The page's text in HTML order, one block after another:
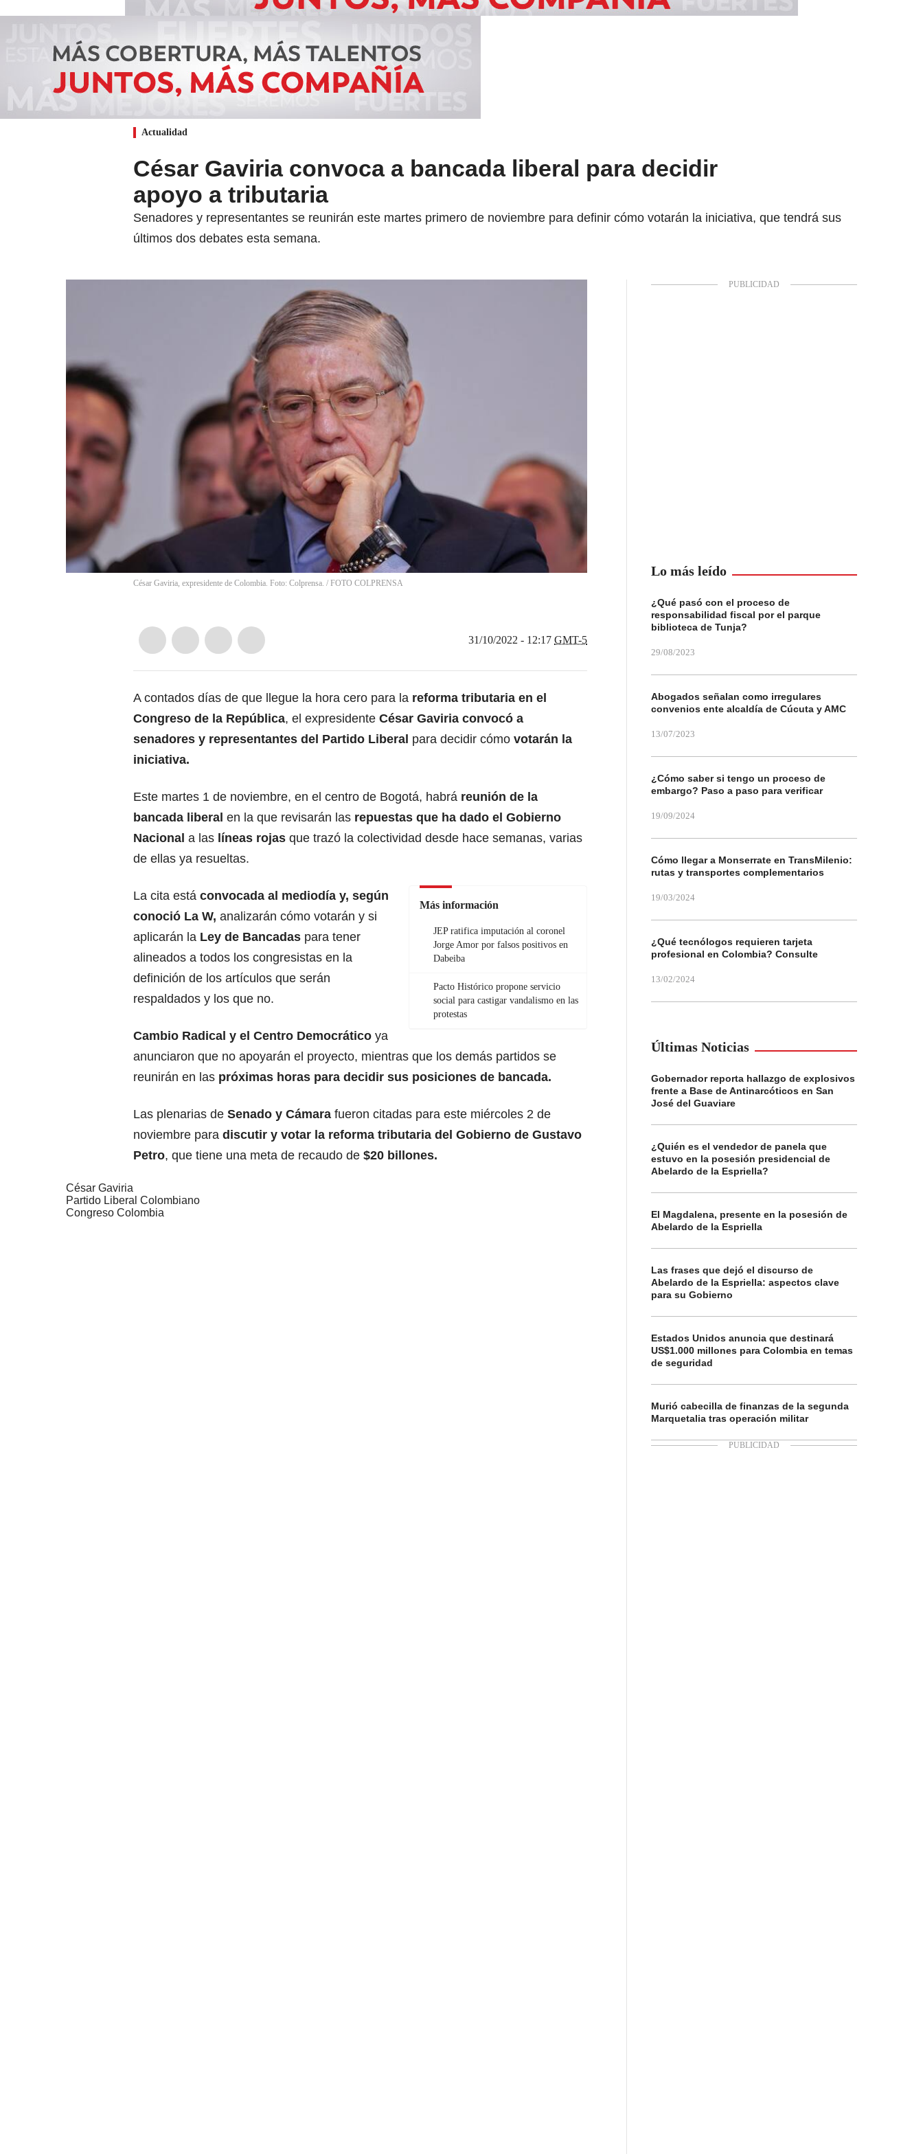
Actualidad
César Gaviria convoca a bancada liberal para decidir
apoyo a tributaria
Senadores y representantes se reunirán este martes primero de noviembre para definir cómo votarán la iniciativa, que tendrá sus
últimos dos debates esta semana.
César Gaviria, expresidente de Colombia. Foto: Colprensa. / FOTO COLPRENSA
31/10/2022 - 12:17 GMT-5
A contados días de que llegue la hora cero para la reforma tributaria en el
Congreso de la República, el expresidente César Gaviria convocó a
senadores y representantes del Partido Liberal para decidir cómo votarán la
iniciativa.
Este martes 1 de noviembre, en el centro de Bogotá, habrá reunión de la
bancada liberal en la que revisarán las repuestas que ha dado el Gobierno
Nacional a las líneas rojas que trazó la colectividad desde hace semanas, varias
de ellas ya resueltas.
Más información
JEP ratifica imputación al coronel
Jorge Amor por falsos positivos en
Dabeiba
Pacto Histórico propone servicio
social para castigar vandalismo en las
protestas
La cita está convocada al mediodía y, según
conoció La W, analizarán cómo votarán y si
aplicarán la Ley de Bancadas para tener
alineados a todos los congresistas en la
definición de los artículos que serán
respaldados y los que no.
Cambio Radical y el Centro Democrático ya
anunciaron que no apoyarán el proyecto, mientras que los demás partidos se
reunirán en las próximas horas para decidir sus posiciones de bancada.
Las plenarias de Senado y Cámara fueron citadas para este miércoles 2 de
noviembre para discutir y votar la reforma tributaria del Gobierno de Gustavo
Petro, que tiene una meta de recaudo de $20 billones.
César Gaviria
Partido Liberal Colombiano
Congreso Colombia
Lo más leído
¿Qué pasó con el proceso de
responsabilidad fiscal por el parque
biblioteca de Tunja?
29/08/2023
Abogados señalan como irregulares
convenios ente alcaldía de Cúcuta y AMC
13/07/2023
¿Cómo saber si tengo un proceso de
embargo? Paso a paso para verificar
19/09/2024
Cómo llegar a Monserrate en TransMilenio:
rutas y transportes complementarios
19/03/2024
¿Qué tecnólogos requieren tarjeta
profesional en Colombia? Consulte
13/02/2024
Últimas Noticias
Gobernador reporta hallazgo de explosivos
frente a Base de Antinarcóticos en San
José del Guaviare
¿Quién es el vendedor de panela que
estuvo en la posesión presidencial de
Abelardo de la Espriella?
El Magdalena, presente en la posesión de
Abelardo de la Espriella
Las frases que dejó el discurso de
Abelardo de la Espriella: aspectos clave
para su Gobierno
Estados Unidos anuncia que destinará
US$1.000 millones para Colombia en temas
de seguridad
Murió cabecilla de finanzas de la segunda
Marquetalia tras operación militar